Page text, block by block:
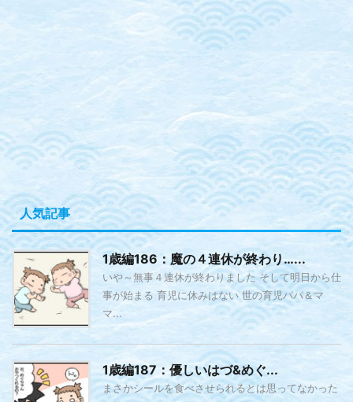
人気記事
1歳編186：魔の４連休が終わり…...
いや～無事４連休が終わりました そして明日から仕
事が始まる 育児に休みはない 世の育児パパ＆マ
マ...
1歳編187：優しいはづ&めぐ...
まさかシールを食べさせられるとは思ってなかった